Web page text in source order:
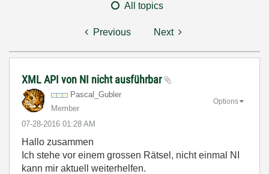
All topics
Previous Next
XML API von NI nicht ausführbar
Pascal_Gubler
Member
‎07-28-2016 01:28 AM
Options
Hallo zusammen
Ich stehe vor einem grossen Rätsel, nicht einmal NI
kann mir aktuell weiterhelfen.